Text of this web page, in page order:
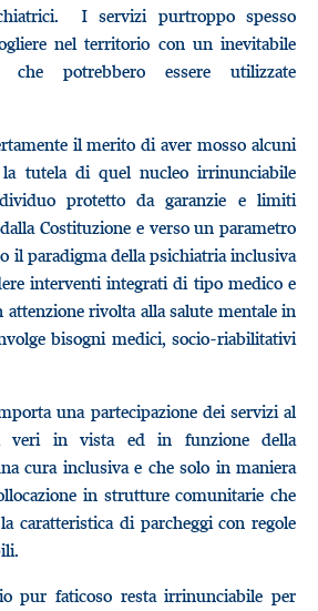
I servizi purtroppo spesso
nel territorio con un inevitabile
potrebbero essere utilizzate
il merito di aver mosso alcuni
tutela di quel nucleo irrinunciabile
protetto da garanzie e limiti
Costituzione e verso un parametro
il paradigma della psichiatria inclusiva
interventi integrati di tipo medico e
rivolta alla salute mentale in
bisogni medici, socio-riabilitativi
una partecipazione dei servizi al
veri in vista ed in funzione della
cura inclusiva e che solo in maniera
in strutture comunitarie che
caratteristica di parcheggi con regole
pur faticoso resta irrinunciabile per